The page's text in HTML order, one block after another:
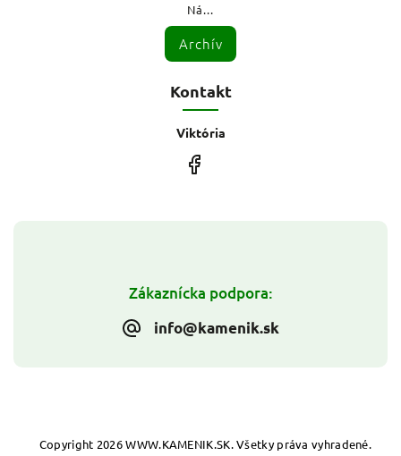
Zákaznícka podpora:
info@kamenik.sk
Ná...
Archív
Kontakt
Viktória
Copyright 2026WWW.KAMENIK.SK. Všetky práva vyhradené.